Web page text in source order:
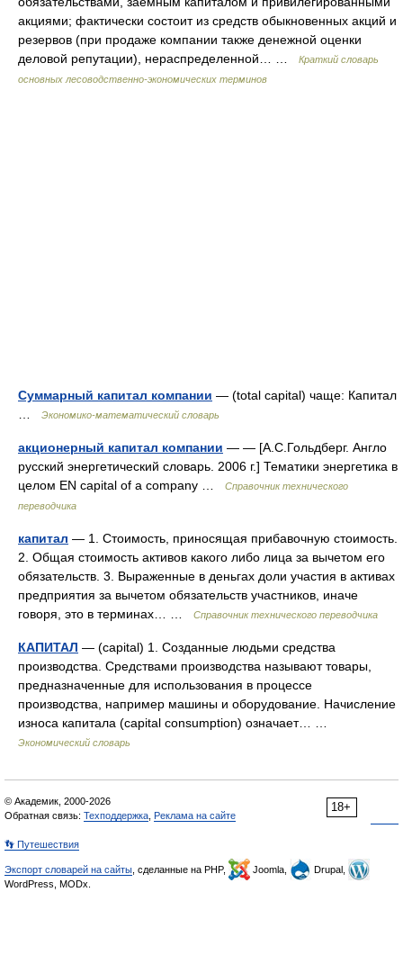
акциями; фактически состоит из средств обыкновенных акций и
резервов (при продаже компании также денежной оценки
деловой репутации), нераспределенной… …
Краткий словарь
основных лесоводственно-экономических терминов
Суммарный капитал компании — (total capital) чаще: Капитал
Экономико-математический словарь
акционерный капитал компании — — [А.С.Гольдберг. Англо
русский энергетический словарь. 2006 г.] Тематики энергетика в
целом EN capital of a company …
Справочник технического
переводчика
капитал — 1. Стоимость, приносящая прибавочную стоимость.
2. Общая стоимость активов какого либо лица за вычетом его
обязательств. 3. Выраженные в деньгах доли участия в активах
предприятия за вычетом обязательств участников, иначе
говоря, это в терминах… …
Справочник технического переводчика
КАПИТАЛ — (capital) 1. Созданные людьми средства
производства. Средствами производства называют товары,
предназначенные для использования в процессе
производства, например машины и оборудование. Начисление
износа капитала (capital consumption) означает… …
Экономический словарь
18+
© Академик, 2000-2026
Обратная связь: Техподдержка Реклама на сайте
👣 Путешествия
Экспорт словарей на сайты , сделанные на PHP, Joomla,
Drupal,
WordPress, MODx.